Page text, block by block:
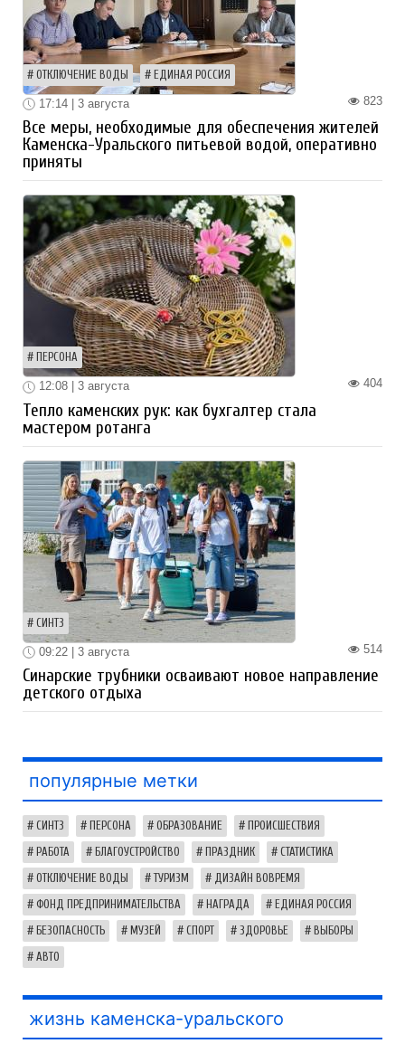
ОТКЛЮЧЕНИЕ ВОДЫ ЕДИНАЯ РОССИЯ
823
17:14 | 3 августа
Все меры, необходимые для обеспечения жителей
Каменска-Уральского питьевой водой, оперативно
приняты
ПЕРСОНА
404
12:08 | 3 августа
Тепло каменских рук: как бухгалтер стала
мастером ротанга
СИНТЗ
514
09:22 | 3 августа
Синарские трубники осваивают новое направление
детского отдыха
популярные метки
СИНТЗ ПЕРСОНА ОБРАЗОВАНИЕ ПРОИСШЕСТВИЯ
РАБОТА БЛАГОУСТРОЙСТВО ПРАЗДНИК СТАТИСТИКА
ОТКЛЮЧЕНИЕ ВОДЫ ТУРИЗМ ДИЗАЙН ВОВРЕМЯ
ФОНД ПРЕДПРИНИМАТЕЛЬСТВА НАГРАДА ЕДИНАЯ РОССИЯ
БЕЗОПАСНОСТЬ МУЗЕЙ СПОРТ ЗДОРОВЬЕ ВЫБОРЫ
АВТО
жизнь каменска-уральского